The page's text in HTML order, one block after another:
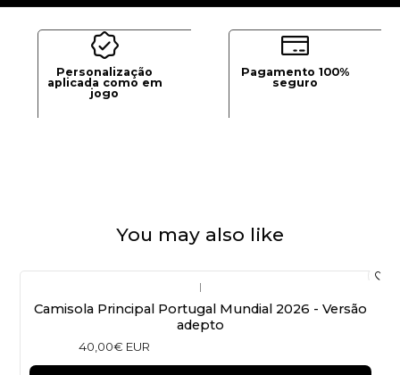
Personalização
aplicada como em
jogo
Pagamento 100%
seguro
You may also like
|
Camisola Principal Portugal Mundial 2026 - Versão
adepto
40,00€ EUR